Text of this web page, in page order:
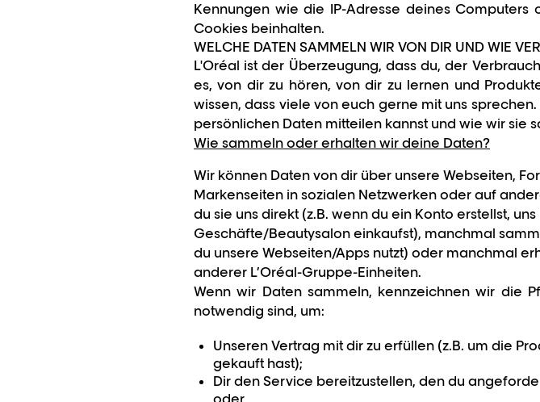
Kennungen wie die IP-Adresse deines
Cookies beinhalten.
WELCHE DATEN SAMMELN WIR VON DIR UND WIE
L'Oréal ist der Überzeugung, dass du, der
es, von dir zu hören, von dir zu lernen und
wissen, dass viele von euch gerne mit uns
persönlichen Daten mitteilen kannst und wie wir sie
Wie sammeln oder erhalten wir deine Daten?
Wir können Daten von dir über unsere Webseiten,
Markenseiten in sozialen Netzwerken oder auf
du sie uns direkt (z.B. wenn du ein Konto erstellst,
Geschäfte/Beautysalon einkaufst), manchmal
du unsere Webseiten/Apps nutzt) oder manchmal
anderer L’Oréal-Gruppe-Einheiten.
Wenn wir Daten sammeln, kennzeichnen wir die
notwendig sind, um:
Unseren Vertrag mit dir zu erfüllen (z.B. um die
gekauft hast);
Dir den Service bereitzustellen, den du
oder